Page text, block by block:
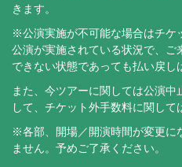
きます。
※公演実施が不可能な場合はチケ
公演が実施されている状況で、
できない状態であっても払い戻し
また、今ツアーに関しては公演
して、チケット外手数料に関して
※各部、開場／開演時間が変更に
ません。予めご了承ください。